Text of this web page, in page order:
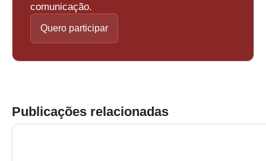
comunicação.
Quero participar
Publicações relacionadas